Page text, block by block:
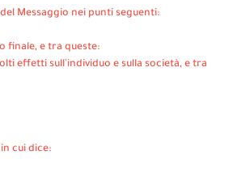
Messaggio nei punti seguenti:
finale, e tra queste:
effetti sull'individuo e sulla società, e tra
cui dice: